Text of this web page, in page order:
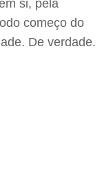
si, pela
começo do
De verdade.